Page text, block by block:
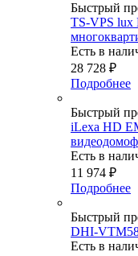
Быстрый
TS-VPS lux
Есть в
28 728 ₽
Подробнее
Быстрый
iLexa HD
Есть в
11 974 ₽
Подробнее
Быстрый
DHI-
Есть в